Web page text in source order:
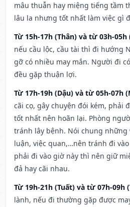
mâu thuẫn hay miệng tiếng tầm
lâu la nhưng tốt nhất làm việc gì
Từ 15h-17h (Thân) và từ 03h-05h
nếu cầu lộc, cầu tài thì đi hướng
gỡ có nhiều may mắn. Người đi
đều gặp thuận lợi.
Từ 17h-19h (Dậu) và từ 05h-07h
cãi cọ, gây chuyện đói kém, phải
tốt nhất nên hoãn lại. Phòng
tránh lây bệnh. Nói chung
luận, việc quan,…nên tránh đi
phải đi vào giờ này thì nên giữ
đả hay cãi nhau.
Từ 19h-21h (Tuất) và từ 07h-09h
lành, nếu đi thường gặp được